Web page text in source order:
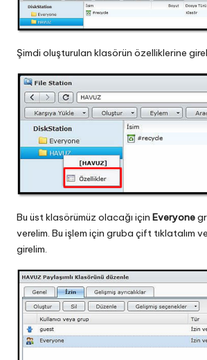
Şimdi oluşturulan klasörün özelliklerine
Bu üst klasörümüz olacağı için Everyone
verelim. Bu işlem için gruba çift tıklatalım
girelim.